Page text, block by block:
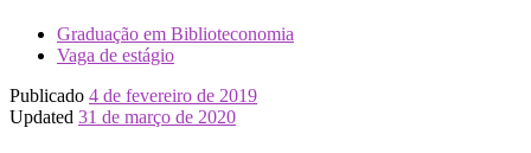
Graduação em Biblioteconomia
Vaga de estágio
Publicado 4 de fevereiro de 2019
Updated 31 de março de 2020